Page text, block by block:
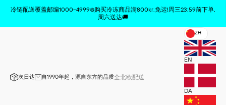
冷链配送覆盖邮编1000–4999❄️购买冷冻商品满800kr.免运!周三23:59前下单,
周六送达🚚
次日达 自1990年起，源自东方的品质全北欧配送
ZH
EN
DA
商品已从购物车中删除 x